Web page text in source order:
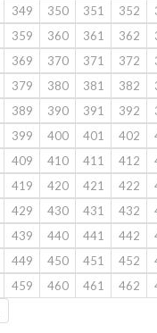
349 350 351 352
359 360 361 362
369 370 371 372
379 380 381 382
389 390 391 392
399 400 401 402
409 410 411 412
419 420 421 422
429 430 431 432
439 440 441 442
449 450 451 452
459 460 461 462